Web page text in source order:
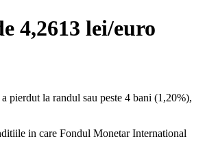
4,2613 lei/euro
pierdut la randul sau peste 4 bani (1,20%),
in care Fondul Monetar International